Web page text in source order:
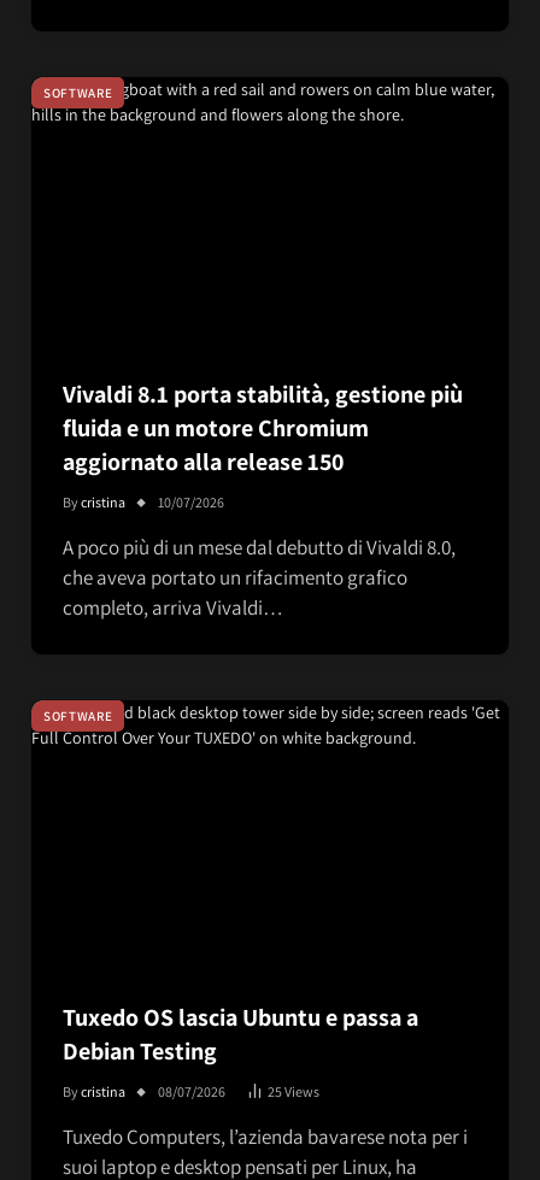
SOFTWARE
Vivaldi 8.1 porta stabilità, gestione più
fluida e un motore Chromium
aggiornato alla release 150
Bycristina 10/07/2026
A poco più di un mese dal debutto di Vivaldi 8.0,
che aveva portato un rifacimento grafico
completo, arriva Vivaldi…
SOFTWARE
Tuxedo OS lascia Ubuntu e passa a
Debian Testing
Bycristina 08/07/2026 25Views
Tuxedo Computers, l’azienda bavarese nota per i
suoi laptop e desktop pensati per Linux, ha